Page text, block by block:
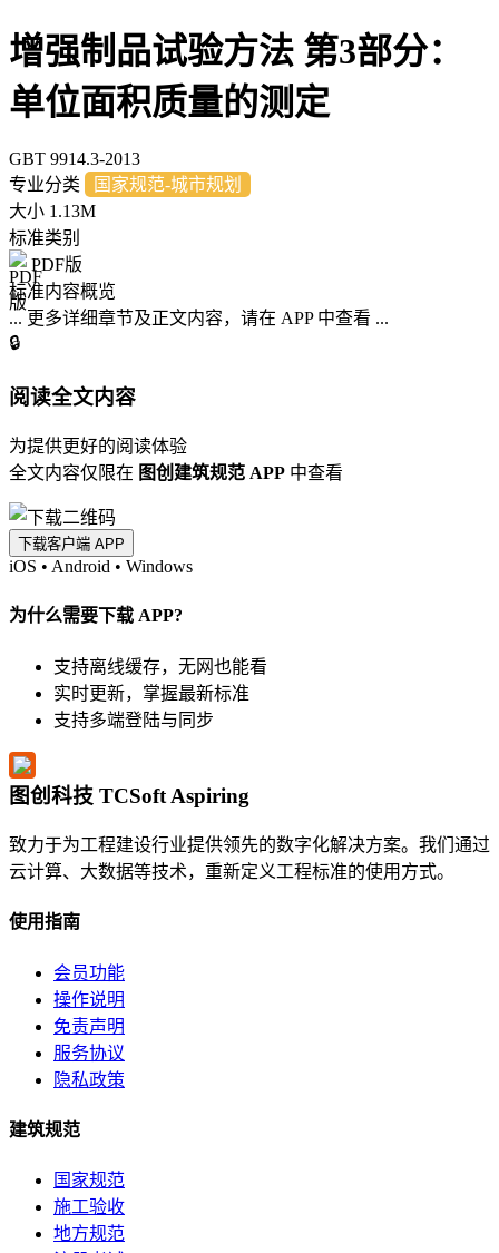
增强制品试验方法 第3部分：
单位面积质量的测定
GBT 9914.3-2013
专业分类
国家规范-城市规划
大小 1.13M
标准类别
PDF版
标准内容概览
... 更多详细章节及正文内容，请在 APP 中查看 ...
🔒
阅读全文内容
为提供更好的阅读体验
全文内容仅限在 图创建筑规范 APP 中查看
下载客户端 APP
iOS • Android • Windows
为什么需要下载 APP?
支持离线缓存，无网也能看
实时更新，掌握最新标准
支持多端登陆与同步
图创科技 TCSoft Aspiring
致力于为工程建设行业提供领先的数字化解决方案。我们通过
云计算、大数据等技术，重新定义工程标准的使用方式。
使用指南
会员功能
操作说明
免责声明
服务协议
隐私政策
建筑规范
国家规范
施工验收
地方规范